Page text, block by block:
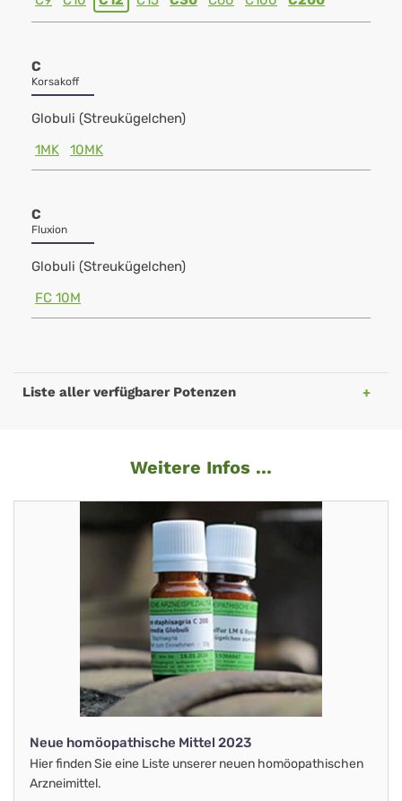
C
Korsakoff
Globuli (Streukügelchen)
1MK
10MK
C
Fluxion
Globuli (Streukügelchen)
FC 10M
Liste aller verfügbarer Potenzen
Weitere Infos ...
Neue homöopathische Mittel 2023
Hier finden Sie eine Liste unserer neuen homöopathischen
Arzneimittel.